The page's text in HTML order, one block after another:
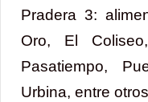
Pradera 3:
Oro, El
Pasatiempo,
Urbina, entre